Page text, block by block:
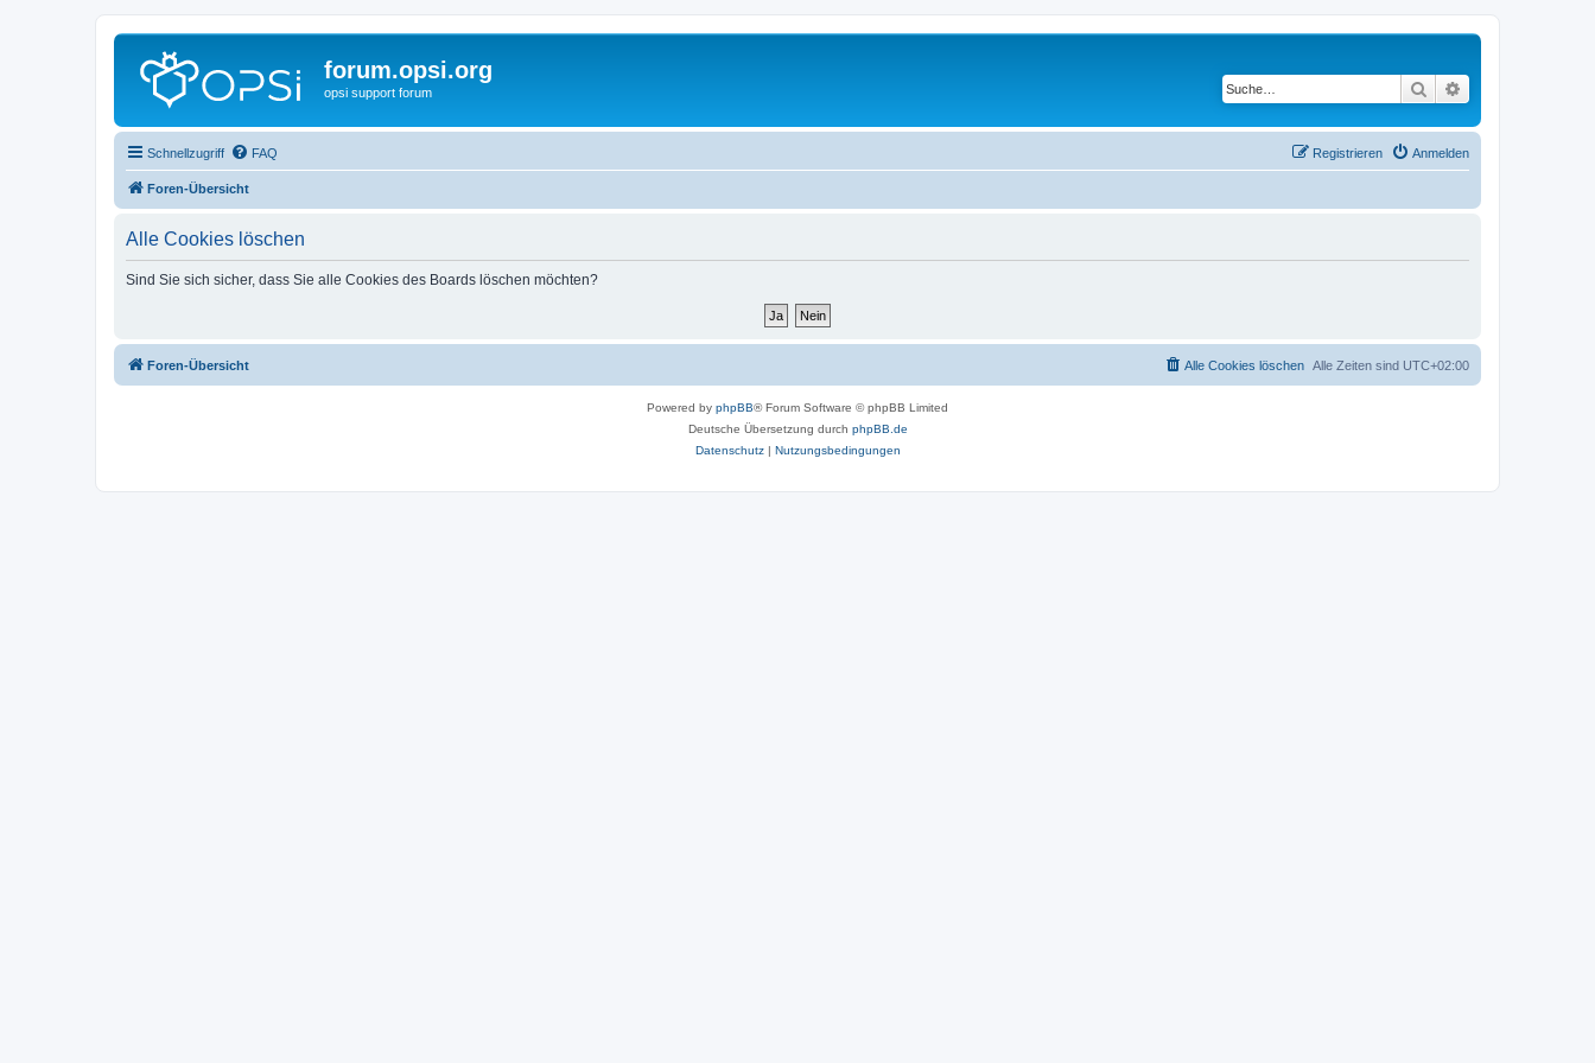
forum.opsi.org
opsi support forum Suche
Schnellzugriff FAQ Anmelden
Registrieren
Foren-Übersicht
Alle Cookies löschen
Sind Sie sich sicher, dass Sie alle Cookies des Boards löschen möchten?
Foren-Übersicht Alle Zeiten sind UTC+02:00
Alle Cookies löschen
Powered by phpBB® Forum Software © phpBB Limited
Deutsche Übersetzung durch phpBB.de
Datenschutz| Nutzungsbedingungen